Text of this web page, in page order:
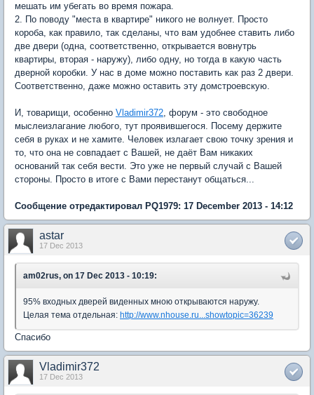
мешать им убегать во время пожара.
2. По поводу "места в квартире" никого не волнует. Просто
короба, как правило, так сделаны, что вам удобнее ставить либо
две двери (одна, соответственно, открывается вовнутрь
квартиры, вторая - наружу), либо одну, но тогда в какую часть
дверной коробки. У нас в доме можно поставить как раз 2 двери.
Соответственно, даже можно оставить эту домстроевскую.
И, товарищи, особенно Vladimir372, форум - это свободное
мыслеизлагание любого, тут проявившегося. Посему держите
себя в руках и не хамите. Человек излагает свою точку зрения и
то, что она не совпадает с Вашей, не даёт Вам никаких
оснований так себя вести. Это уже не первый случай с Вашей
стороны. Просто в итоге с Вами перестанут общаться...
Сообщение отредактировал PQ1979: 17 December 2013 - 14:12
astar
17 Dec 2013
am02rus, on 17 Dec 2013 - 10:19:
95% входных дверей виденных мною открываются наружу.
Целая тема отдельная: http://www.nhouse.ru...showtopic=36239
Спасибо
Vladimir372
17 Dec 2013